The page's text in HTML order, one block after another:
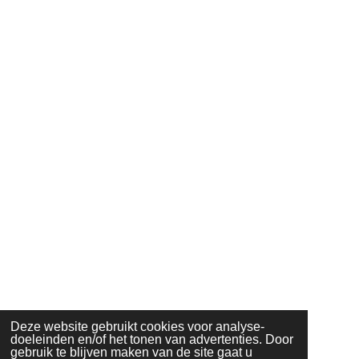
Deze website gebruikt cookies voor analyse-
doeleinden en/of het tonen van advertenties. Door
gebruik te blijven maken van de site gaat u